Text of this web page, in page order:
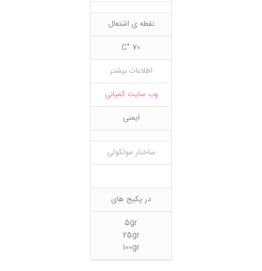
نقطه ی اشتعال
70 °C
اطلاعات بیشتر
وب سایت کمپانی
ایمنی
ساختار مولکولی
در پکیج های
5gr
25gr
100gr